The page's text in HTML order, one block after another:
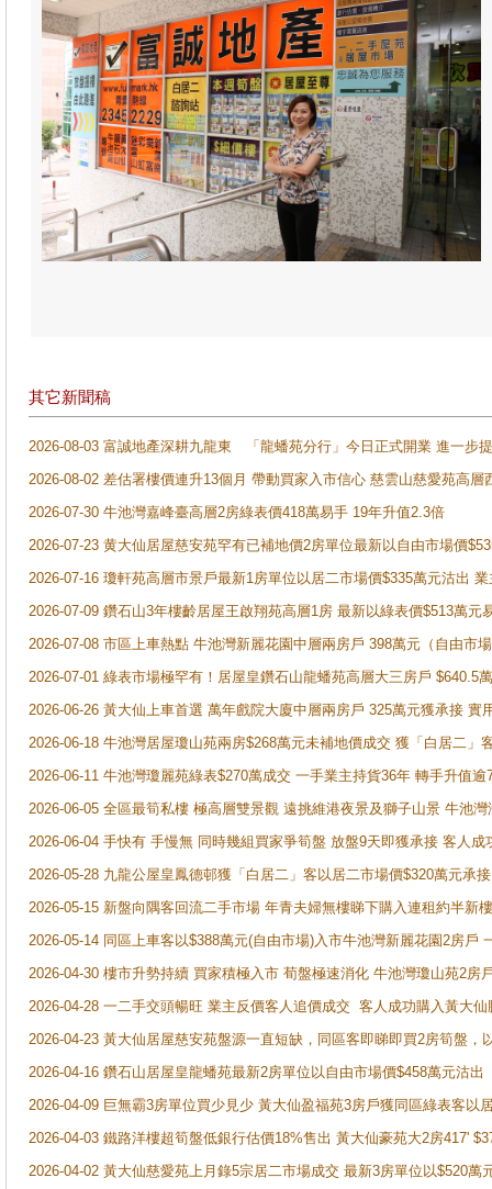
其它新聞稿
2026-08-03 富誠地產深耕九龍東 「龍蟠苑分行」今日正式開業 進一步
2026-08-02 差估署樓價連升13個月 帶動買家入市信心 慈雲山慈愛苑高層
2026-07-30 牛池灣嘉峰臺高層2房綠表價418萬易手 19年升值2.3倍
2026-07-23 黄大仙居屋慈安苑罕有已補地價2房單位最新以自由市場價
2026-07-16 瓊軒苑高層市景戶最新1房單位以居二市場價$335萬元沽出
2026-07-09 鑽石山3年樓齡居屋王啟翔苑高層1房 最新以綠表價$513萬元
2026-07-08 市區上車熱點 牛池灣新麗花園中層兩房戶 398萬元（自由市
2026-07-01 綠表市場極罕有！居屋皇鑽石山龍蟠苑高層大三房戶
2026-06-26 黃大仙上車首選 萬年戲院大廈中層兩房戶 325萬元獲承接 實
2026-06-18 牛池灣居屋瓊山苑兩房$268萬元未補地價成交 獲「白居二」
2026-06-11 牛池灣瓊麗苑綠表$270萬成交 一手業主持貨36年 轉手升值逾
2026-06-05 全區最筍私樓 極高層雙景觀 遠挑維港夜景及獅子山景 牛池
2026-06-04 手快有 手慢無 同時幾組買家爭筍盤 放盤9天即獲承接 客人
2026-05-28 九龍公屋皇鳳德邨獲「白居二」客以居二市場價$320萬元承接
2026-05-15 新盤向隅客回流二手市場 年青夫婦無樓睇下購入連租約半新
2026-05-14 同區上車客以$388萬元(自由市場)入市牛池灣新麗花園2房戶
2026-04-30 樓市升勢持續 買家積極入市 荀盤極速消化 牛池灣瓊山苑2房
2026-04-28 一二手交頭暢旺 業主反價客人追價成交 客人成功購入黃大
2026-04-23 黃大仙居屋慈安苑盤源一直短缺，同區客即睇即買2房筍盤，
2026-04-16 鑽石山居屋皇龍蟠苑最新2房單位以自由市場價$458萬元沽出
2026-04-09 巨無霸3房單位買少見少 黃大仙盈福苑3房戶獲同區綠表客以
2026-04-03 鐵路洋樓超筍盤低銀行估價18%售出 黃大仙豪苑大2房417'
2026-04-02 黃大仙慈愛苑上月錄5宗居二市場成交 最新3房單位以$520萬